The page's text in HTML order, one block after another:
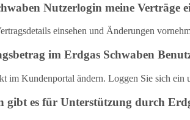
Nutzerlogin meine Verträge
einsehen und Änderungen
im Erdgas Schwaben
im Kundenportal ändern. Loggen Sie sich
gibt es für Unterstützung durch